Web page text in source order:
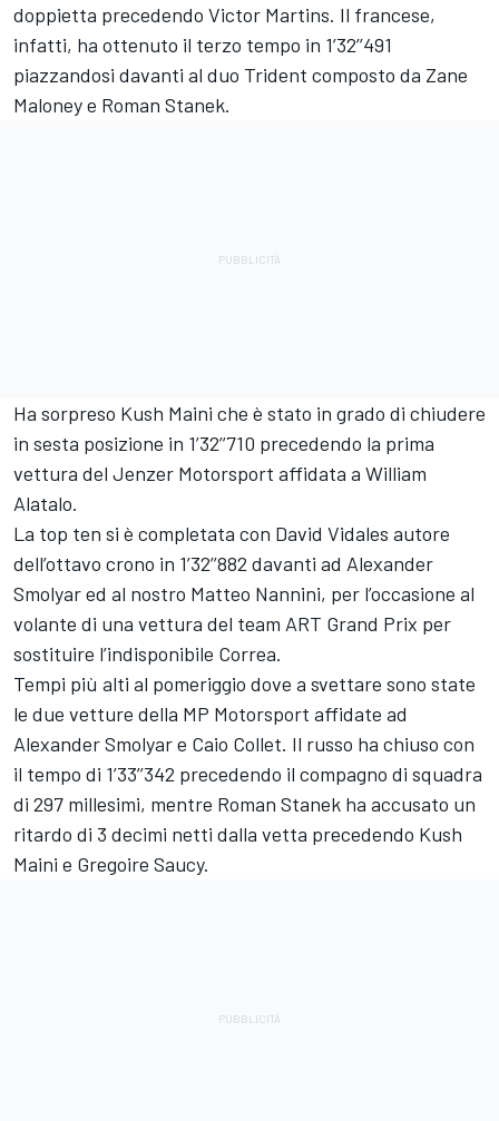
doppietta precedendo Victor Martins. Il francese,
infatti, ha ottenuto il terzo tempo in 1’32’’491
piazzandosi davanti al duo Trident composto da Zane
Maloney e Roman Stanek.
Ha sorpreso Kush Maini che è stato in grado di chiudere
in sesta posizione in 1’32’’710 precedendo la prima
vettura del Jenzer Motorsport affidata a William
Alatalo.
La top ten si è completata con David Vidales autore
dell’ottavo crono in 1’32’’882 davanti ad Alexander
Smolyar ed al nostro Matteo Nannini, per l’occasione al
volante di una vettura del team ART Grand Prix per
sostituire l’indisponibile Correa.
Tempi più alti al pomeriggio dove a svettare sono state
le due vetture della MP Motorsport affidate ad
Alexander Smolyar e Caio Collet. Il russo ha chiuso con
il tempo di 1’33’’342 precedendo il compagno di squadra
di 297 millesimi, mentre Roman Stanek ha accusato un
ritardo di 3 decimi netti dalla vetta precedendo Kush
Maini e Gregoire Saucy.